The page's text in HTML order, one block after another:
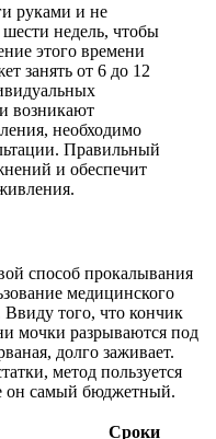
руками и не
недель, чтобы
этого времени
занять от 6 до 12
возникают
необходимо
Правильный
и обеспечит
способ прокалывания
медицинского
Ввиду того, что кончик
мочки разрываются под
долго заживает.
метод пользуется
он самый бюджетный.
Сроки